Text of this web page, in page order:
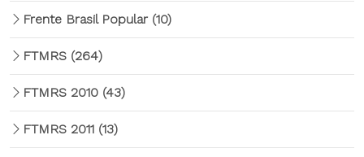
Frente Brasil Popular (10)
FTMRS (264)
FTMRS 2010 (43)
FTMRS 2011 (13)